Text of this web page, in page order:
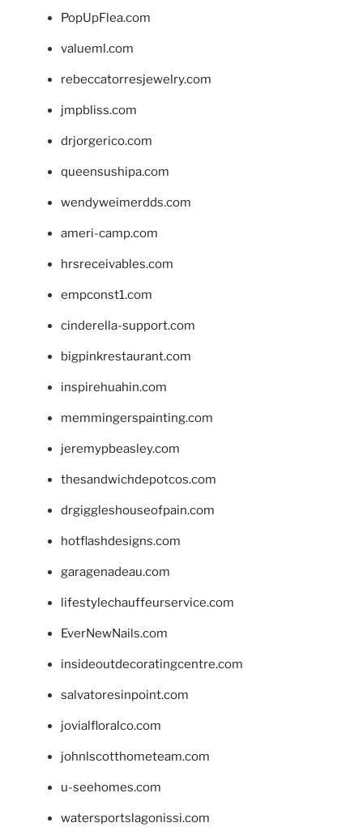
PopUpFlea.com
valueml.com
rebeccatorresjewelry.com
jmpbliss.com
drjorgerico.com
queensushipa.com
wendyweimerdds.com
ameri-camp.com
hrsreceivables.com
empconst1.com
cinderella-support.com
bigpinkrestaurant.com
inspirehuahin.com
memmingerspainting.com
jeremypbeasley.com
thesandwichdepotcos.com
drgiggleshouseofpain.com
hotflashdesigns.com
garagenadeau.com
lifestylechauffeurservice.com
EverNewNails.com
insideoutdecoratingcentre.com
salvatoresinpoint.com
jovialfloralco.com
johnlscotthometeam.com
u-seehomes.com
watersportslagonissi.com